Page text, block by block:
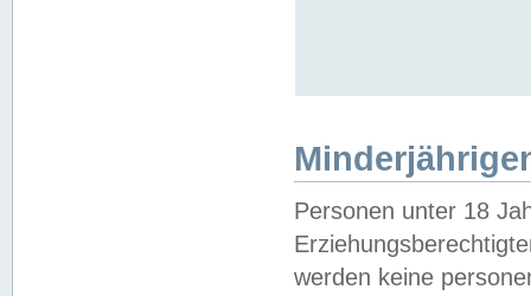
Personen unter 18
werden keine